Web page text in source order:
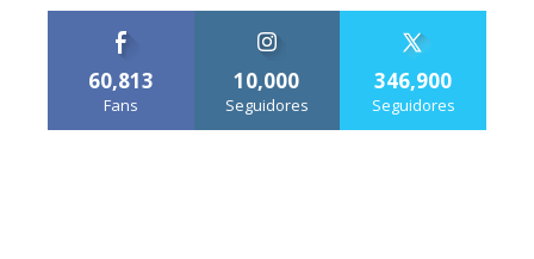
60,813
Fans
10,000
Seguidores
346,900
Seguidores